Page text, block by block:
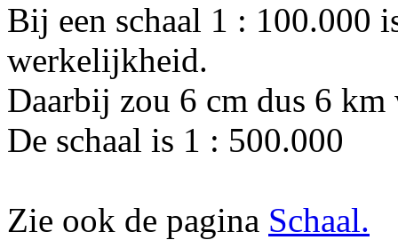
Bij een schaal 1 : 100.000
werkelijkheid.
Daarbij zou 6 cm dus 6
De schaal is 1 : 500.000
Zie ook de pagina Schaal.